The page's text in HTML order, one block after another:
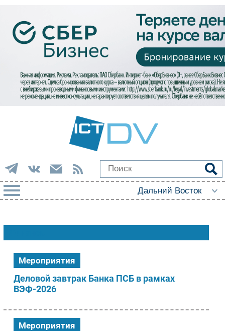
Импорто­замещение
Автоматизация Промышленности
Интернет
Мобильная связь
Фиксированная связь
Интеграция
Рынок ПК
Мероприятия
Деловой завтрак Банка ПСБ в рамках
ВЭФ-2026
Мероприятия